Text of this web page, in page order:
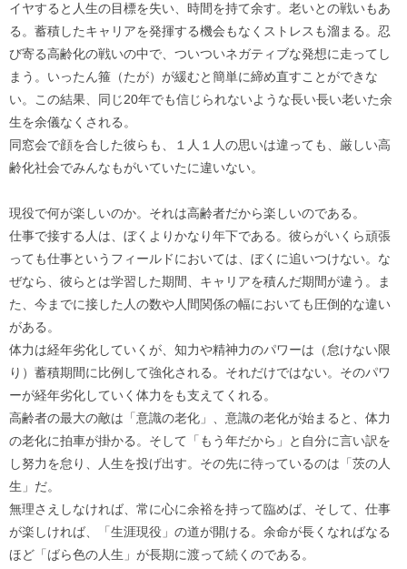
イヤすると人生の目標を失い、時間を持て余す。老いとの戦いもあ
る。蓄積したキャリアを発揮する機会もなくストレスも溜まる。忍
び寄る高齢化の戦いの中で、ついついネガティブな発想に走ってし
まう。いったん箍（たが）が緩むと簡単に締め直すことができな
い。この結果、同じ20年でも信じられないような長い長い老いた余
生を余儀なくされる。
同窓会で顔を合した彼らも、１人１人の思いは違っても、厳しい高
齢化社会でみんなもがいていたに違いない。
現役で何が楽しいのか。それは高齢者だから楽しいのである。
仕事で接する人は、ぼくよりかなり年下である。彼らがいくら頑張
っても仕事というフィールドにおいては、ぼくに追いつけない。な
ぜなら、彼らとは学習した期間、キャリアを積んだ期間が違う。ま
た、今までに接した人の数や人間関係の幅においても圧倒的な違い
がある。
体力は経年劣化していくが、知力や精神力のパワーは（怠けない限
り）蓄積期間に比例して強化される。それだけではない。そのパワ
ーが経年劣化していく体力をも支えてくれる。
高齢者の最大の敵は「意識の老化」、意識の老化が始まると、体力
の老化に拍車が掛かる。そして「もう年だから」と自分に言い訳を
し努力を怠り、人生を投げ出す。その先に待っているのは「茨の人
生」だ。
無理さえしなければ、常に心に余裕を持って臨めば、そして、仕事
が楽しければ、「生涯現役」の道が開ける。余命が長くなればなる
ほど「ばら色の人生」が長期に渡って続くのである。